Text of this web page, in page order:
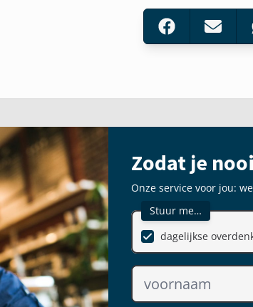
Zodat je
Onze service voor jou:
Stuur me…
dagelijkse